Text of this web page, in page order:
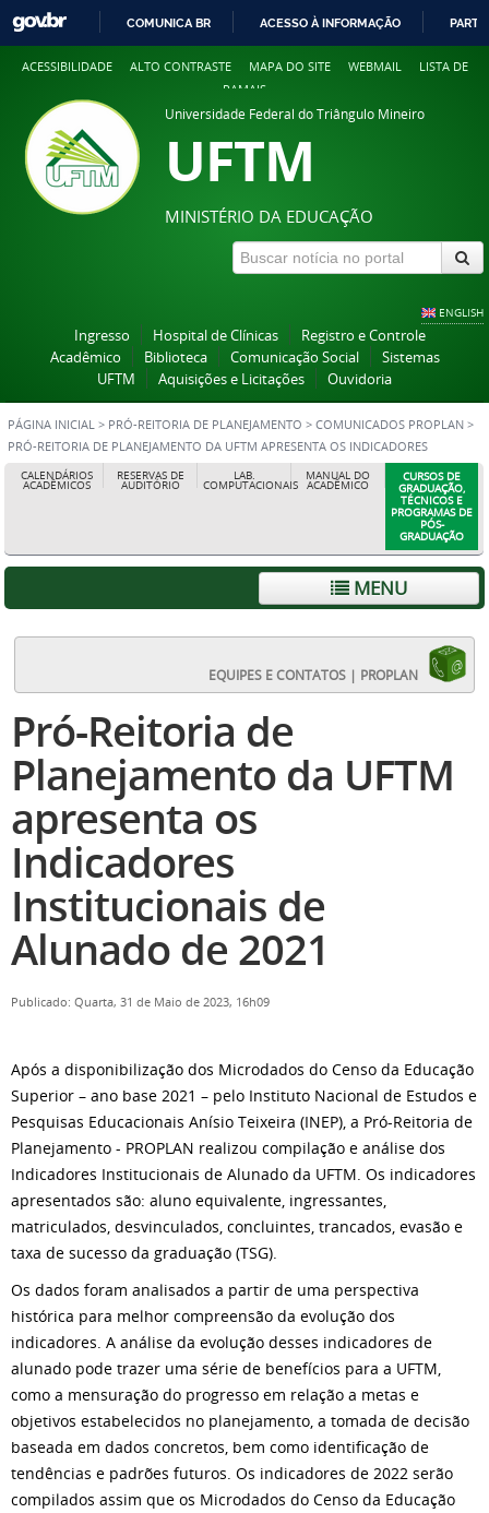
COMUNICA BR ACESSO À INFORMAÇÃO
ACESSIBILIDADE ALTO CONTRASTE MAPA DO SITE WEBMAIL
LISTA DE
RAMAIS
Universidade Federal do Triângulo Mineiro
UFTM
MINISTÉRIO DA EDUCAÇÃO
ENGLISH
Ingresso Hospital de Clínicas
Registro e Controle
Acadêmico
Biblioteca Comunicação Social
Sistemas
UFTM
Aquisições e Licitações Ouvidoria
PÁGINA INICIAL > PRÓ-REITORIA DE PLANEJAMENTO > COMUNICADOS PROPLAN >
PRÓ-REITORIA DE PLANEJAMENTO DA UFTM APRESENTA OS INDICADORES
INSTITUCIONAIS DE ALUNADO DE 2021
CALENDÁRIOS
ACADÊMICOS
RESERVAS DE
AUDITÓRIO
LAB.
COMPUTACIONAIS
MANUAL DO
ACADÊMICO
CURSOS DE
GRADUAÇÃO,
TÉCNICOS E
PROGRAMAS DE
PÓS-
GRADUAÇÃO
MENU
EQUIPES E CONTATOS | PROPLAN
Pró-Reitoria de
Planejamento da UFTM
apresenta os
Indicadores
Institucionais de
Alunado de 2021
Publicado: Quarta, 31 de Maio de 2023, 16h09
Após a disponibilização dos Microdados do Censo da Educação
Superior – ano base 2021 – pelo Instituto Nacional de Estudos e
Pesquisas Educacionais Anísio Teixeira (INEP), a Pró-Reitoria de
Planejamento - PROPLAN realizou compilação e análise dos
Indicadores Institucionais de Alunado da UFTM. Os indicadores
apresentados são: aluno equivalente, ingressantes,
matriculados, desvinculados, concluintes, trancados, evasão e
taxa de sucesso da graduação (TSG).
Os dados foram analisados a partir de uma perspectiva
histórica para melhor compreensão da evolução dos
indicadores. A análise da evolução desses indicadores de
alunado pode trazer uma série de benefícios para a UFTM,
como a mensuração do progresso em relação a metas e
objetivos estabelecidos no planejamento, a tomada de decisão
baseada em dados concretos, bem como identificação de
tendências e padrões futuros. Os indicadores de 2022 serão
compilados assim que os Microdados do Censo da Educação